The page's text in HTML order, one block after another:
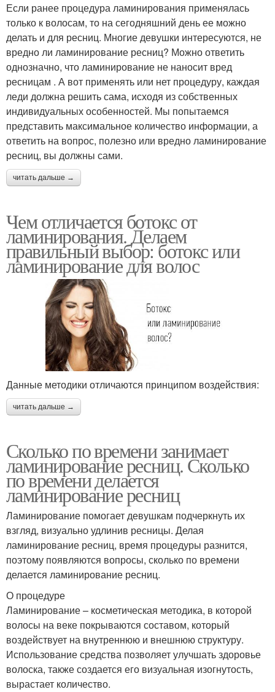
Если ранее процедура ламинирования применялась
только к волосам, то на сегодняшний день ее можно
делать и для ресниц. Многие девушки интересуются, не
вредно ли ламинирование ресниц? Можно ответить
однозначно, что ламинирование не наносит вред
ресницам . А вот применять или нет процедуру, каждая
леди должна решить сама, исходя из собственных
индивидуальных особенностей. Мы попытаемся
представить максимальное количество информации, а
ответить на вопрос, полезно или вредно ламинирование
ресниц, вы должны сами.
читать дальше →
Чем отличается ботокс от
ламинирования. Делаем
правильный выбор: ботокс или
ламинирование для волос
Данные методики отличаются принципом воздействия:
читать дальше →
Сколько по времени занимает
ламинирование ресниц. Сколько
по времени делается
ламинирование ресниц
Ламинирование помогает девушкам подчеркнуть их
взгляд, визуально удлинив ресницы. Делая
ламинирование ресниц, время процедуры разнится,
поэтому появляются вопросы, сколько по времени
делается ламинирование ресниц.
О процедуре
Ламинирование – косметическая методика, в которой
волосы на веке покрываются составом, который
воздействует на внутреннюю и внешнюю структуру.
Использование средства позволяет улучшать здоровье
волоска, также создается его визуальная изогнутость,
вырастает количество.